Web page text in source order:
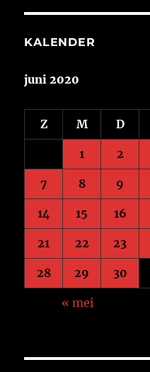
KALENDER
juni 2020
Z M D
1 2
7 8 9
14 15 16
21 22 23
28 29 30
« mei